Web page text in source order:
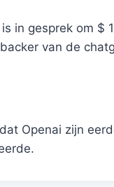
in gesprek om $
van de
Openai zijn